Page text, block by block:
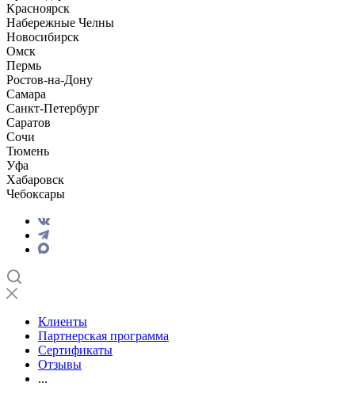
Красноярск
Набережные Челны
Новосибирск
Омск
Пермь
Ростов-на-Дону
Самара
Санкт-Петербург
Саратов
Сочи
Тюмень
Уфа
Хабаровск
Чебоксары
Клиенты
Партнерская программа
Сертификаты
Отзывы
...